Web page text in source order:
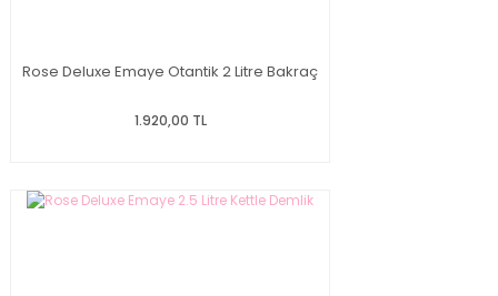
Rose Deluxe Emaye Otantik 2 Litre Bakraç
1.920,00 TL